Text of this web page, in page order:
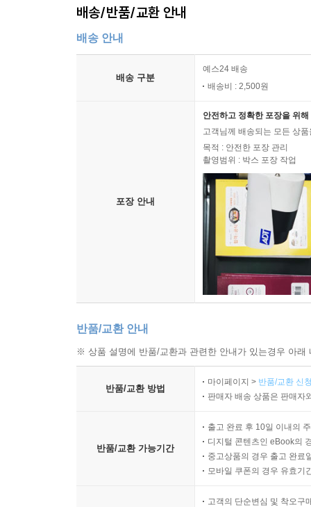
배송/반품/교환 안내
배송 안내
배송 구분
예스24 배송
배송비 : 2,500원
포장 안내
안전하고 정확한 포장을 위
고객님께 배송되는 모든 상
목적 : 안전한 포장 관리
촬영범위 : 박스 포장 작업
반품/교환 안내
※ 상품 설명에 반품/교환과 관련한 안내가 있는경우 아
반품/교환 방법
마이페이지 > 반품/교환 신
판매자 배송 상품은 판매자
반품/교환 가능기간
출고 완료 후 10일 이내의
디지털 콘텐츠인 eBook의
중고상품의 경우 출고 완료
모바일 쿠폰의 경우 유효기
고객의 단순변심 및 착오구